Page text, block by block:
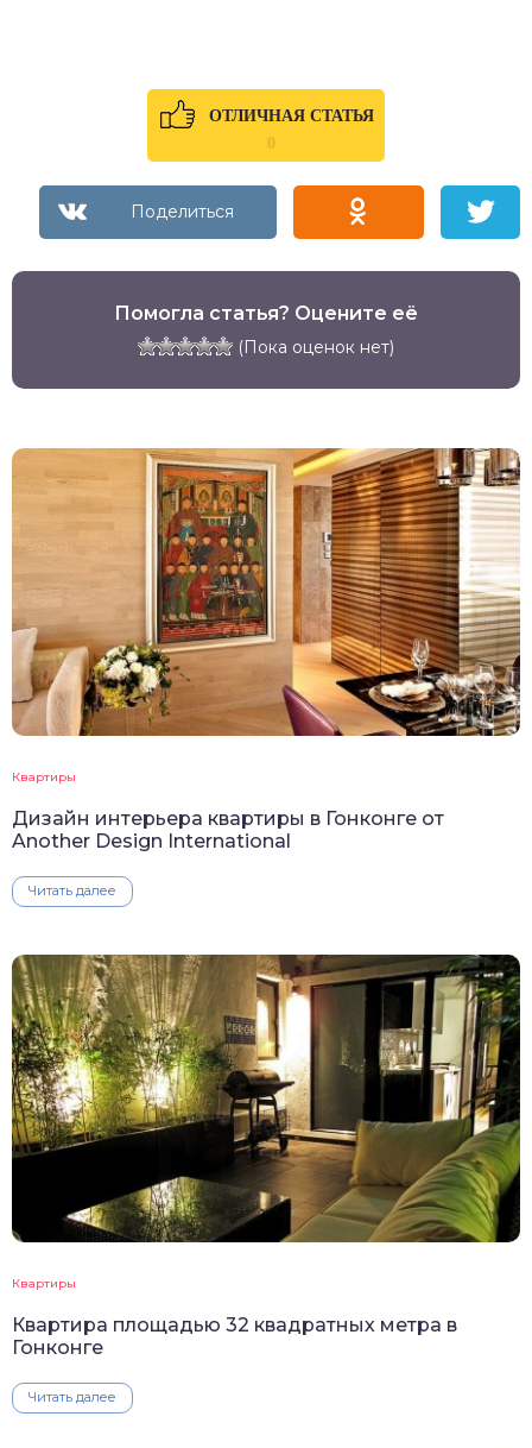
ОТЛИЧНАЯ СТАТЬЯ
0
Помогла статья? Оцените её
(Пока оценок нет)
Квартиры
Дизайн интерьера квартиры в Гонконге от
Another Design International
Читать далее
Квартиры
Квартира площадью 32 квадратных метра в
Гонконге
Читать далее